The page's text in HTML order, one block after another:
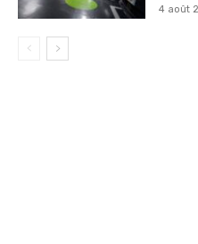
4 août